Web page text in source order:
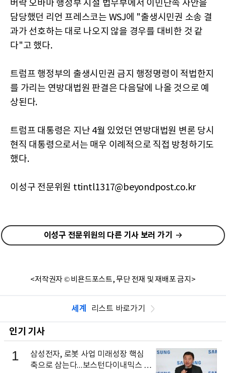
버락 오바마 행정부 시절 법무부에서 이민단속 사안을
담당했던 리언 프레스코는 WSJ에 "출생시민권 소송 결
과가 선호하는 대로 나오지 않을 경우를 대비한 것 같
다"고 했다.
트럼프 행정부의 출생시민권 금지 행정명령이 적법한지
를 가리는 연방대법원 판결은 다음달에 나올 것으로 예
상된다.
트럼프 대통령은 지난 4월 있었던 연방대법원 변론 당시
현직 대통령으로서는 매우 이례적으로 직접 방청하기도
했다.
이성구 전문위원 ttintl1317@beyondpost.co.kr
이성구 전문위원의 다른 기사 보러 가기
<저작권자 © 비욘드포스트, 무단 전재 및 재배포 금지>
세계 리스트 바로가기
인기 기사
1
삼성전자, 로봇 사업 미래성장 핵심
축으로 삼는다...보스턴다이내믹스 출